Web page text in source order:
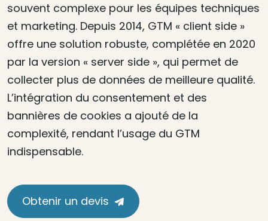
souvent complexe pour les équipes techniques
et marketing. Depuis 2014, GTM « client side »
offre une solution robuste, complétée en 2020
par la version « server side », qui permet de
collecter plus de données de meilleure qualité.
L’intégration du consentement et des
bannières de cookies a ajouté de la
complexité, rendant l’usage du GTM
indispensable.
Obtenir un devis